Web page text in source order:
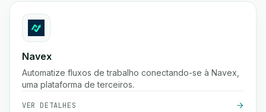
Navex
Automatize fluxos de trabalho conectando-se à Navex,
uma plataforma de terceiros.
VER DETALHES